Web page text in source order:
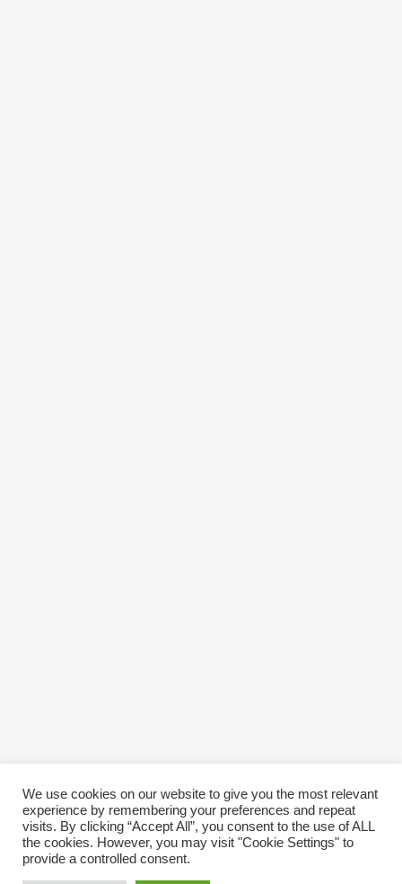
We use cookies on our website to give you the most relevant
experience by remembering your preferences and repeat
visits. By clicking “Accept All”, you consent to the use of ALL
the cookies. However, you may visit "Cookie Settings" to
provide a controlled consent.